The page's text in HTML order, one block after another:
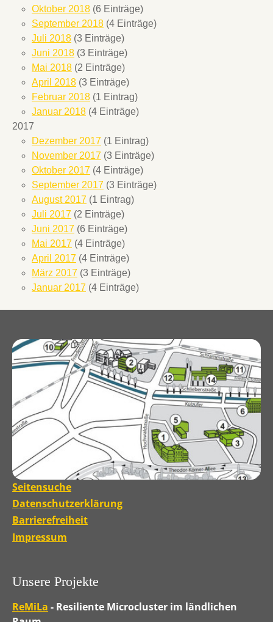
Oktober 2018 (6 Einträge)
September 2018 (4 Einträge)
Juli 2018 (3 Einträge)
Juni 2018 (3 Einträge)
Mai 2018 (2 Einträge)
April 2018 (3 Einträge)
Februar 2018 (1 Eintrag)
Januar 2018 (4 Einträge)
2017
Dezember 2017 (1 Eintrag)
November 2017 (3 Einträge)
Oktober 2017 (4 Einträge)
September 2017 (3 Einträge)
August 2017 (1 Eintrag)
Juli 2017 (2 Einträge)
Juni 2017 (6 Einträge)
Mai 2017 (4 Einträge)
April 2017 (4 Einträge)
März 2017 (3 Einträge)
Januar 2017 (4 Einträge)
Seitensuche
Datenschutzerklärung
Barrierefreiheit
Impressum
Unsere Projekte
ReMiLa - Resiliente Microcluster im ländlichen